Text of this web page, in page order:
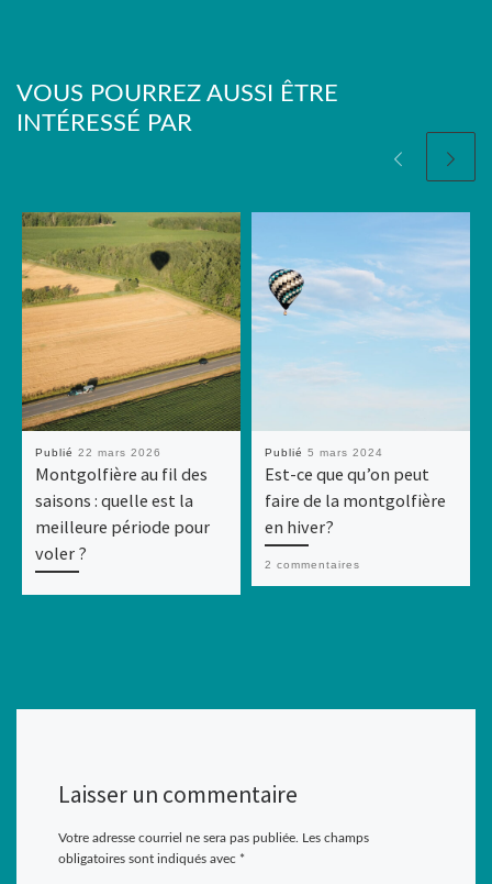
VOUS POURREZ AUSSI ÊTRE
INTÉRESSÉ PAR
Publié 22 mars 2026
Montgolfière au fil des
saisons : quelle est la
meilleure période pour
voler ?
Publié 5 mars 2024
Est-ce que qu’on peut
faire de la montgolfière
en hiver?
2 commentaires
Laisser un commentaire
Votre adresse courriel ne sera pas publiée. Les champs
obligatoires sont indiqués avec *